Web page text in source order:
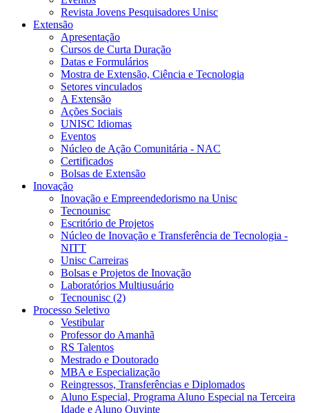
Revista Jovens Pesquisadores Unisc
Extensão
Apresentação
Cursos de Curta Duração
Datas e Formulários
Mostra de Extensão, Ciência e Tecnologia
Setores vinculados
A Extensão
Ações Sociais
UNISC Idiomas
Eventos
Núcleo de Ação Comunitária - NAC
Certificados
Bolsas de Extensão
Inovação
Inovação e Empreendedorismo na Unisc
Tecnounisc
Escritório de Projetos
Núcleo de Inovação e Transferência de Tecnologia -
NITT
Unisc Carreiras
Bolsas e Projetos de Inovação
Laboratórios Multiusuário
Tecnounisc (2)
Processo Seletivo
Vestibular
Professor do Amanhã
RS Talentos
Mestrado e Doutorado
MBA e Especialização
Reingressos, Transferências e Diplomados
Aluno Especial, Programa Aluno Especial na Terceira
Idade e Aluno Ouvinte